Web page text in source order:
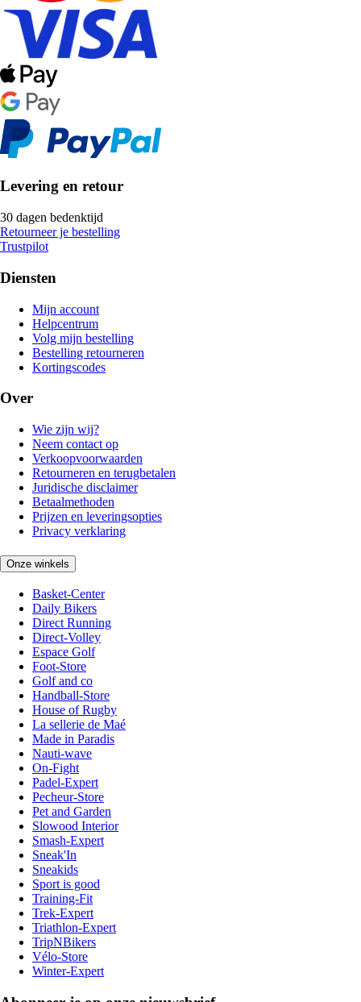
Levering en retour
30 dagen bedenktijd
Retourneer je bestelling
Trustpilot
Diensten
Mijn account
Helpcentrum
Volg mijn bestelling
Bestelling retourneren
Kortingscodes
Over
Wie zijn wij?
Neem contact op
Verkoopvoorwaarden
Retourneren en terugbetalen
Juridische disclaimer
Betaalmethoden
Prijzen en leveringsopties
Privacy verklaring
Onze winkels
Basket-Center
Daily Bikers
Direct Running
Direct-Volley
Espace Golf
Foot-Store
Golf and co
Handball-Store
House of Rugby
La sellerie de Maé
Made in Paradis
Nauti-wave
On-Fight
Padel-Expert
Pecheur-Store
Pet and Garden
Slowood Interior
Smash-Expert
Sneak'In
Sneakids
Sport is good
Training-Fit
Trek-Expert
Triathlon-Expert
TripNBikers
Vélo-Store
Winter-Expert